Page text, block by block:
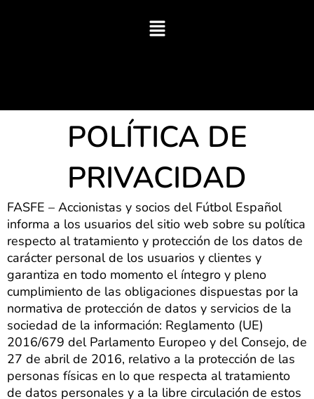
POLÍTICA DE
PRIVACIDAD
FASFE – Accionistas y socios del Fútbol Español
informa a los usuarios del sitio web sobre su política
respecto al tratamiento y protección de los datos de
carácter personal de los usuarios y clientes y
garantiza en todo momento el íntegro y pleno
cumplimiento de las obligaciones dispuestas por la
normativa de protección de datos y servicios de la
sociedad de la información: Reglamento (UE)
2016/679 del Parlamento Europeo y del Consejo, de
27 de abril de 2016, relativo a la protección de las
personas físicas en lo que respecta al tratamiento
de datos personales y a la libre circulación de estos